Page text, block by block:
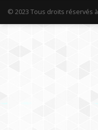
© 2023 Tous droits réservés à